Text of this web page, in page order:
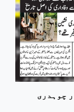
چوہدری